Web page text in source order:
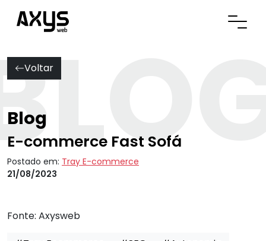
Abrir
Voltar
Blog
E-commerce Fast Sofá
Postado em: Tray E-commerce
21/08/2023
Fonte: Axysweb